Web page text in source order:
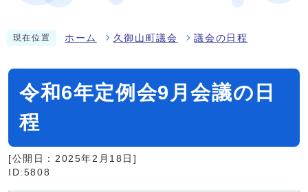
現在位置 ホーム 久御山町議会 議会の日程
令和6年定例会9月会議の日
程
[公開日：2025年2月18日]
ID:5808